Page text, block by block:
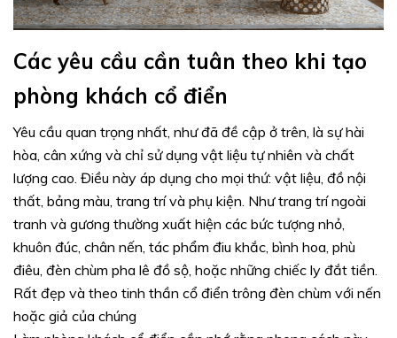
Các yêu cầu cần tuân theo khi tạo
phòng khách cổ điển
Yêu cầu quan trọng nhất, như đã đề cập ở trên, là sự hài
hòa, cân xứng và chỉ sử dụng vật liệu tự nhiên và chất
lượng cao. Điều này áp dụng cho mọi thứ: vật liệu, đồ nội
thất, bảng màu, trang trí và phụ kiện. Như trang trí ngoài
tranh và gương thường xuất hiện các bức tượng nhỏ,
khuôn đúc, chân nến, tác phẩm điu khắc, bình hoa, phù
điêu, đèn chùm pha lê đồ sộ, hoặc những chiếc ly đắt tiền.
Rất đẹp và theo tinh thần cổ điển trông đèn chùm với nến
hoặc giả của chúng